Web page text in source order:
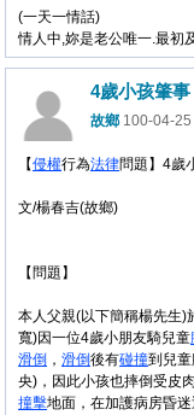
(一天一情話)
情人中,妳是老公唯一.最初
4歲小孩肇
故鄉100-04-25
【侵權行為法律問題】4歲
文/楊春吉(故鄉)
【問題】
本人父親(以下簡稱楊先生)
寬)因一位4歲小朋友騎兒童
滑倒 ， 滑倒後有碰撞到兒
央)，因此小孩也摔倒受皮
撞擊地面，在加護病房昏